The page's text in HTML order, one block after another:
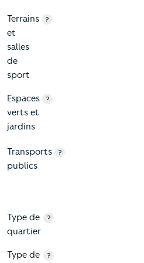
Terrains
et
salles
de
sport
?
Espaces
verts et
jardins
?
Transports
publics
?
Type de
quartier
?
Type de
?